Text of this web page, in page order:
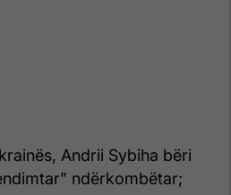
Andrii Sybiha bëri
ndërkombëtar;